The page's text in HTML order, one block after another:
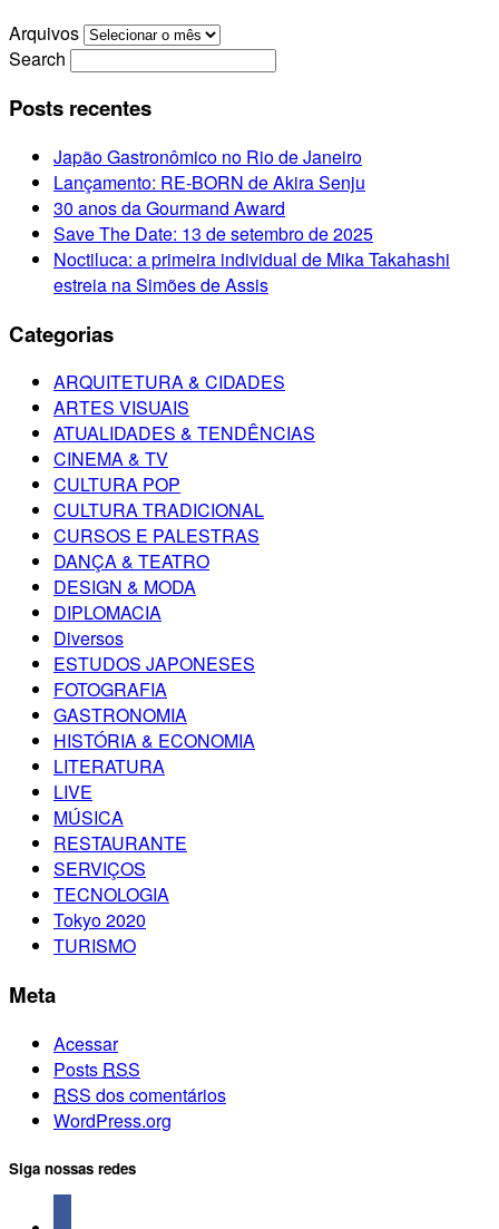
Arquivos
Search
Posts recentes
Japão Gastronômico no Rio de Janeiro
Lançamento: RE-BORN de Akira Senju
30 anos da Gourmand Award
Save The Date: 13 de setembro de 2025
Noctiluca: a primeira individual de Mika Takahashi
estreia na Simões de Assis
Categorias
ARQUITETURA & CIDADES
ARTES VISUAIS
ATUALIDADES & TENDÊNCIAS
CINEMA & TV
CULTURA POP
CULTURA TRADICIONAL
CURSOS E PALESTRAS
DANÇA & TEATRO
DESIGN & MODA
DIPLOMACIA
Diversos
ESTUDOS JAPONESES
FOTOGRAFIA
GASTRONOMIA
HISTÓRIA & ECONOMIA
LITERATURA
LIVE
MÚSICA
RESTAURANTE
SERVIÇOS
TECNOLOGIA
Tokyo 2020
TURISMO
Meta
Acessar
Posts RSS
RSS dos comentários
WordPress.org
Siga nossas redes